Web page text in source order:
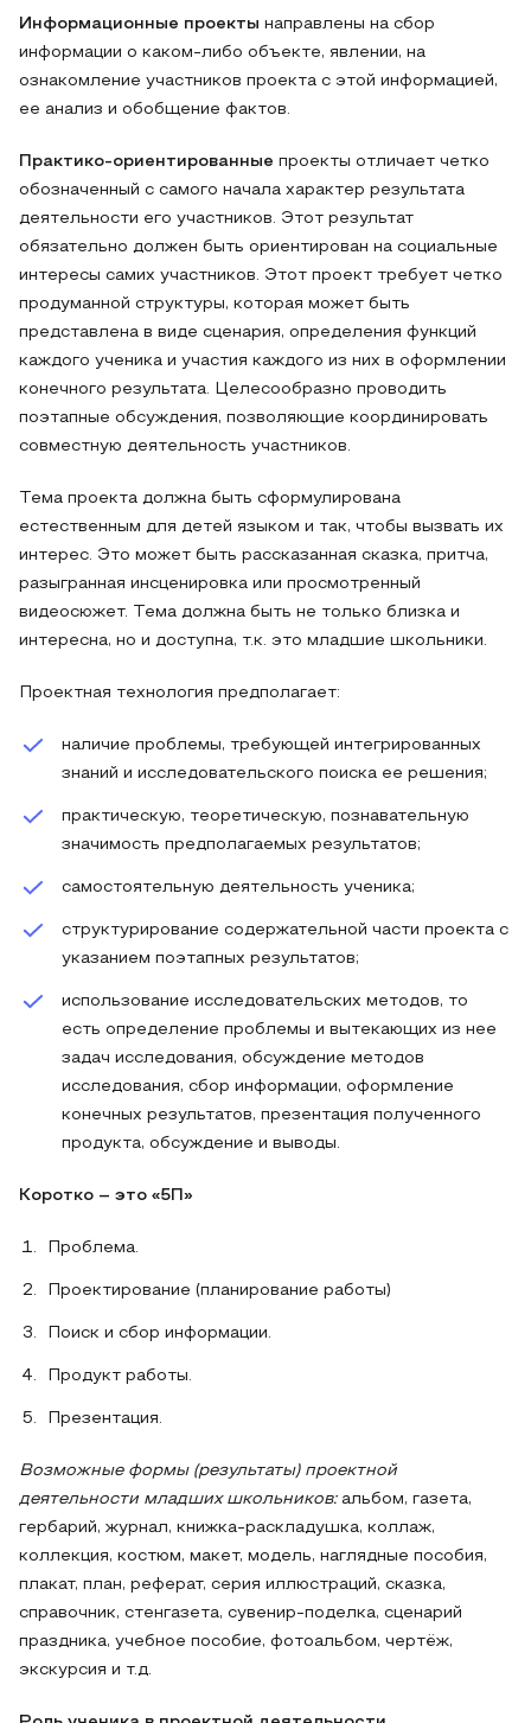
Информационные проекты направлены на сбор
информации о каком-либо объекте, явлении, на
ознакомление участников проекта с этой информацией,
ее анализ и обобщение фактов.
Практико-ориентированные проекты отличает четко
обозначенный с самого начала характер результата
деятельности его участников. Этот результат
обязательно должен быть ориентирован на социальные
интересы самих участников. Этот проект требует четко
продуманной структуры, которая может быть
представлена в виде сценария, определения функций
каждого ученика и участия каждого из них в оформлении
конечного результата. Целесообразно проводить
поэтапные обсуждения, позволяющие координировать
совместную деятельность участников.
Тема проекта должна быть сформулирована
естественным для детей языком и так, чтобы вызвать их
интерес. Это может быть рассказанная сказка, притча,
разыгранная инсценировка или просмотренный
видеосюжет. Тема должна быть не только близка и
интересна, но и доступна, т.к. это младшие школьники.
Проектная технология предполагает:
наличие проблемы, требующей интегрированных
знаний и исследовательского поиска ее решения;
практическую, теоретическую, познавательную
значимость предполагаемых результатов;
самостоятельную деятельность ученика;
структурирование содержательной части проекта с
указанием поэтапных результатов;
использование исследовательских методов, то
есть определение проблемы и вытекающих из нее
задач исследования, обсуждение методов
исследования, сбор информации, оформление
конечных результатов, презентация полученного
продукта, обсуждение и выводы.
Коротко – это «5П»
Проблема.
Проектирование (планирование работы)
Поиск и сбор информации.
Продукт работы.
Презентация.
Возможные формы (результаты) проектной
деятельности младших школьников: альбом, газета,
гербарий, журнал, книжка-раскладушка, коллаж,
коллекция, костюм, макет, модель, наглядные пособия,
плакат, план, реферат, серия иллюстраций, сказка,
справочник, стенгазета, сувенир-поделка, сценарий
праздника, учебное пособие, фотоальбом, чертёж,
экскурсия и т.д.